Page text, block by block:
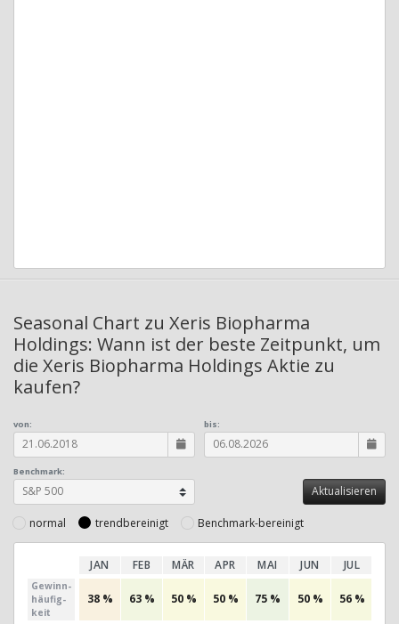
Seasonal Chart zu Xeris Biopharma
Holdings: Wann ist der beste Zeitpunkt, um
die Xeris Biopharma Holdings Aktie zu
kaufen?
Benchmark:
von: bis:
normal trendbereinigt Benchmark-bereinigt
JAN FEB MÄR APR MAI JUN JUL
Gewinn­
häufig­
keit
38 % 63 % 50 % 50 % 75 % 50 % 56 %